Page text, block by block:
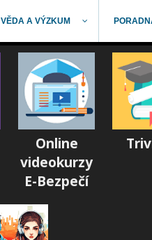
VĚDA A VÝZKUM
Online
videokurzy
E-Bezpečí